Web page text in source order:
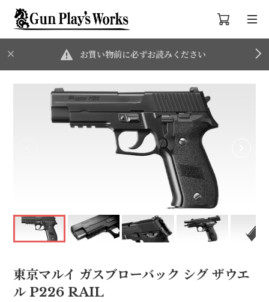
お買い物前に必ずお読みください
東京マルイ ガスブローバック シグ ザウエ
ル P226 RAIL